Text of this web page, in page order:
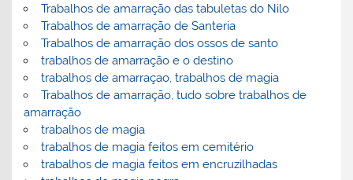
Trabalhos de amarração das tabuletas do Nilo
Trabalhos de amarração de Santeria
Trabalhos de amarração dos ossos de santo
trabalhos de amarração e o destino
trabalhos de amarraçao, trabalhos de magia
Trabalhos de amarração, tudo sobre trabalhos de
amarração
trabalhos de magia
trabalhos de magia feitos em cemitério
trabalhos de magia feitos em encruzilhadas